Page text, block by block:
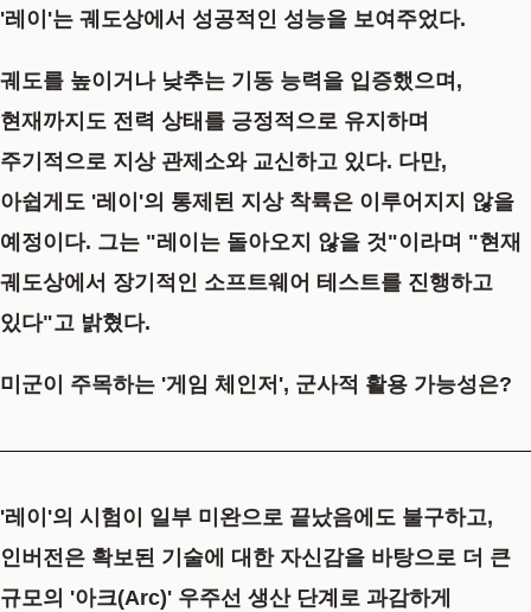
'레이'는 궤도상에서 성공적인 성능을 보여주었다.
궤도를 높이거나 낮추는 기동 능력을 입증했으며,
현재까지도 전력 상태를 긍정적으로 유지하며
주기적으로 지상 관제소와 교신하고 있다. 다만,
아쉽게도 '레이'의 통제된 지상 착륙은 이루어지지 않을
예정이다. 그는 "레이는 돌아오지 않을 것"이라며 "현재
궤도상에서 장기적인 소프트웨어 테스트를 진행하고
있다"고 밝혔다.
미군이 주목하는 '게임 체인저', 군사적 활용 가능성은?
'레이'의 시험이 일부 미완으로 끝났음에도 불구하고,
인버전은 확보된 기술에 대한 자신감을 바탕으로 더 큰
규모의 '아크(Arc)' 우주선 생산 단계로 과감하게